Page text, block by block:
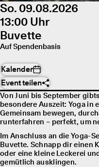
So. 09.08.2026
13:00 Uhr
Buvette
Auf Spendenbasis
Kalender
Event teilen
Von Juni bis September
besondere Auszeit: Yoga in
Gemeinsam bewegen,
runterfahren – perfekt, um
Im Anschluss an die Yoga-
Buvette. Schnapp dir einen
oder eine kleine Leckerei
gemütlich ausklingen.